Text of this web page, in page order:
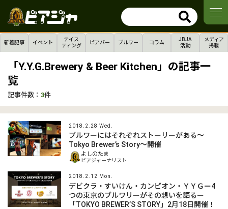
新着記事 イベント
テイス
ティング
ビアバー ブルワー コラム
JBJA
活動
メディア
掲載
「Y.Y.G.Brewery & Beer Kitchen」の記事一
覧
記事件数： 3件
2018.2.28 Wed.
ブルワーにはそれぞれストーリーがある～
Tokyo Brewer’s Story～開催
よしのたま
ビアジャーナリスト
2018.2.12 Mon.
デビクラ・すいけん・カンピオン・ＹＹＧー4
つの東京のブルワリーがその想いを語るー
「TOKYO BREWER’S STORY」2月18日開催！